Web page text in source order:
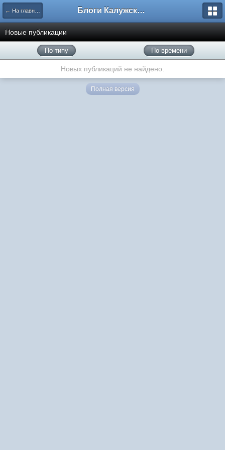
← На главную Блоги Калужского перекрестка
Новые публикации
По типу По времени
Новых публикаций не найдено.
Полная версия